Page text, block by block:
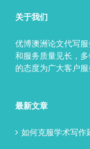
关于我们
优博澳洲论文代写
和服务质量见长，
的态度为广大客户服
最新文章
如何克服学术写作